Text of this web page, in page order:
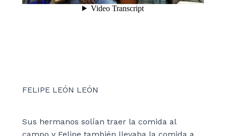
FELIPE LEÓN LEÓN
Sus hermanos solían traer la comida al